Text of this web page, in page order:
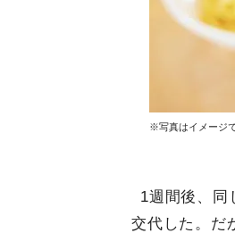
※写真はイメージ
1週間後、同
交代した。だ